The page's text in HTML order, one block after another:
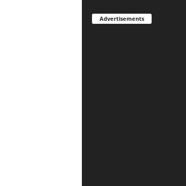
Advertisements